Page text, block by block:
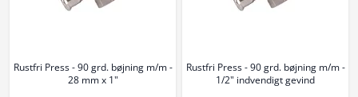
Rustfri Press - 90 grd. bøjning m/m -
28 mm x 1"
Rustfri Press - 90 grd. bøjning m/m -
1/2" indvendigt gevind